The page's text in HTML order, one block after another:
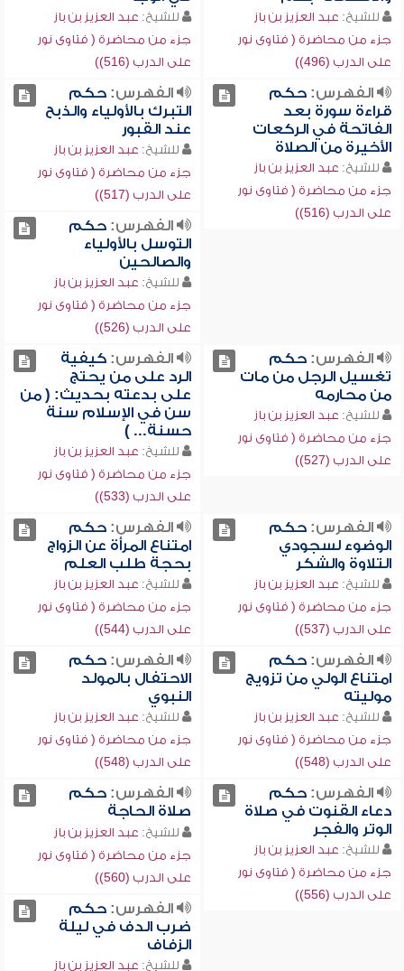
للشيخ: عبد العزيز بن باز
جزء من محاضرة ( فتاوى نور
على الدرب (496))
للشيخ: عبد العزيز بن باز
جزء من محاضرة ( فتاوى نور
على الدرب (516))
الفهرس:حكم
قراءة سورة بعد
الفاتحة في الركعات
الأخيرة من الصلاة
للشيخ: عبد العزيز بن باز
جزء من محاضرة ( فتاوى نور
على الدرب (516))
الفهرس:حكم
التبرك بالأولياء والذبح
عند القبور
للشيخ: عبد العزيز بن باز
جزء من محاضرة ( فتاوى نور
على الدرب (517))
الفهرس:حكم
التوسل بالأولياء
والصالحين
للشيخ: عبد العزيز بن باز
جزء من محاضرة ( فتاوى نور
على الدرب (526))
الفهرس:حكم
تغسيل الرجل من مات
من محارمه
للشيخ: عبد العزيز بن باز
جزء من محاضرة ( فتاوى نور
على الدرب (527))
الفهرس:كيفية
الرد على من يحتج
على بدعته بحديث: ( من
سن في الإسلام سنة
حسنة... )
للشيخ: عبد العزيز بن باز
جزء من محاضرة ( فتاوى نور
على الدرب (533))
الفهرس:حكم
الوضوء لسجودي
التلاوة والشكر
للشيخ: عبد العزيز بن باز
جزء من محاضرة ( فتاوى نور
على الدرب (537))
الفهرس:حكم
امتناع المرأة عن الزواج
بحجة طلب العلم
للشيخ: عبد العزيز بن باز
جزء من محاضرة ( فتاوى نور
على الدرب (544))
الفهرس:حكم
امتناع الولي من تزويج
موليته
للشيخ: عبد العزيز بن باز
جزء من محاضرة ( فتاوى نور
على الدرب (548))
الفهرس:حكم
الاحتفال بالمولد
النبوي
للشيخ: عبد العزيز بن باز
جزء من محاضرة ( فتاوى نور
على الدرب (548))
الفهرس:حكم
دعاء القنوت في صلاة
الوتر والفجر
للشيخ: عبد العزيز بن باز
جزء من محاضرة ( فتاوى نور
على الدرب (556))
الفهرس:حكم
صلاة الحاجة
للشيخ: عبد العزيز بن باز
جزء من محاضرة ( فتاوى نور
على الدرب (560))
الفهرس:حكم
ضرب الدف في ليلة
الزفاف
للشيخ: عبد العزيز بن باز